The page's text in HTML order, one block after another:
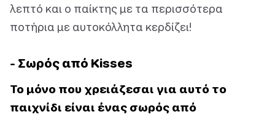
λεπτό και ο παίκτης με τα περισσότερα
ποτήρια με αυτοκόλλητα κερδίζει!
- Σωρός από Kisses
Το μόνο που χρειάζεσαι για αυτό το
παιχνίδι είναι ένας σωρός από